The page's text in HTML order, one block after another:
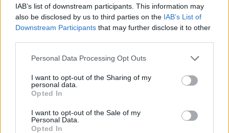
IAB’s list of downstream participants. This information may
also be disclosed by us to third parties on the IAB’s List of
Downstream Participants that may further disclose it to other
Personal Data Processing Opt Outs
I want to opt-out of the Sharing of my
personal data.
Opted In
I want to opt-out of the Sale of my
Personal Data.
Opted In
Facebook
Wersja do druku